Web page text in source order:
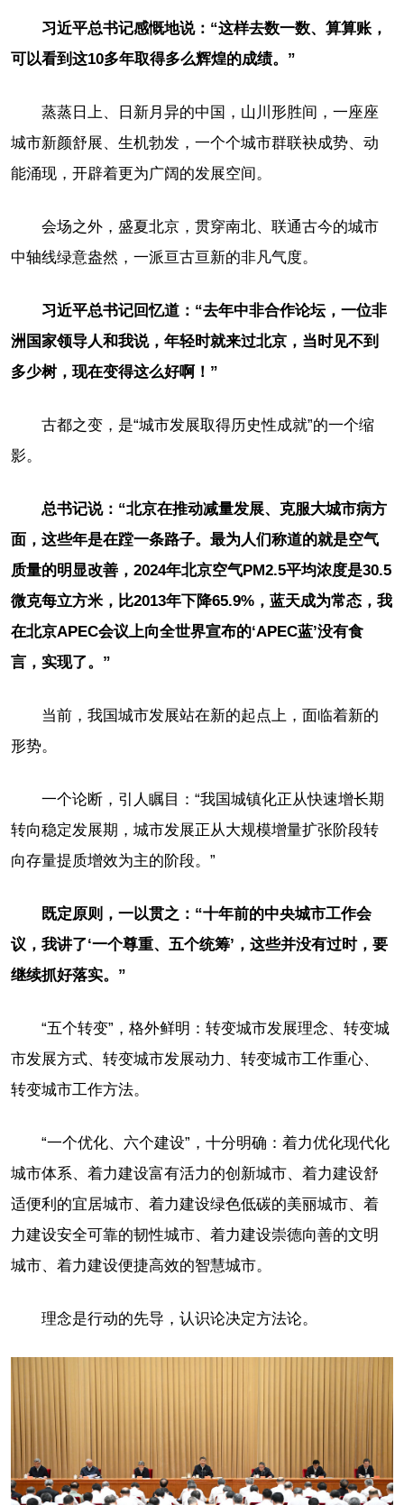
习近平总书记感慨地说：“这样去数一数、算算账，
可以看到这10多年取得多么辉煌的成绩。”
蒸蒸日上、日新月异的中国，山川形胜间，一座座
城市新颜舒展、生机勃发，一个个城市群联袂成势、动
能涌现，开辟着更为广阔的发展空间。
会场之外，盛夏北京，贯穿南北、联通古今的城市
中轴线绿意盎然，一派亘古亘新的非凡气度。
习近平总书记回忆道：“去年中非合作论坛，一位非
洲国家领导人和我说，年轻时就来过北京，当时见不到
多少树，现在变得这么好啊！”
古都之变，是“城市发展取得历史性成就”的一个缩
影。
总书记说：“北京在推动减量发展、克服大城市病方
面，这些年是在蹚一条路子。最为人们称道的就是空气
质量的明显改善，2024年北京空气PM2.5平均浓度是30.5
微克每立方米，比2013年下降65.9%，蓝天成为常态，我
在北京APEC会议上向全世界宣布的‘APEC蓝’没有食
言，实现了。”
当前，我国城市发展站在新的起点上，面临着新的
形势。
一个论断，引人瞩目：“我国城镇化正从快速增长期
转向稳定发展期，城市发展正从大规模增量扩张阶段转
向存量提质增效为主的阶段。”
既定原则，一以贯之：“十年前的中央城市工作会
议，我讲了‘一个尊重、五个统筹’，这些并没有过时，要
继续抓好落实。”
“五个转变”，格外鲜明：转变城市发展理念、转变城
市发展方式、转变城市发展动力、转变城市工作重心、
转变城市工作方法。
“一个优化、六个建设”，十分明确：着力优化现代化
城市体系、着力建设富有活力的创新城市、着力建设舒
适便利的宜居城市、着力建设绿色低碳的美丽城市、着
力建设安全可靠的韧性城市、着力建设崇德向善的文明
城市、着力建设便捷高效的智慧城市。
理念是行动的先导，认识论决定方法论。